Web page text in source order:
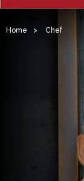
Home > Chef